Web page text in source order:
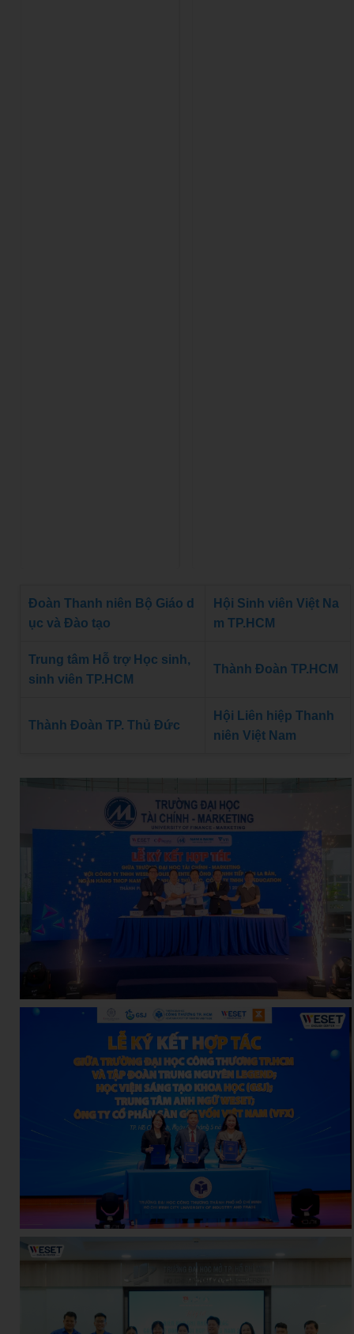
Đoàn Thanh niên Bộ Giáo d
ục và Đào tạo
Hội Sinh viên Việt Na
m TP.HCM
Trung tâm Hỗ trợ Học sinh,
sinh viên TP.HCM
Thành Đoàn TP.HCM
Thành Đoàn TP. Thủ Đức
Hội Liên hiệp Thanh
niên Việt Nam